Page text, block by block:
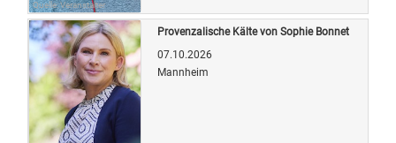
Quelle: Veranstalter
Provenzalische Kälte von Sophie Bonnet
07.10.2026
Mannheim